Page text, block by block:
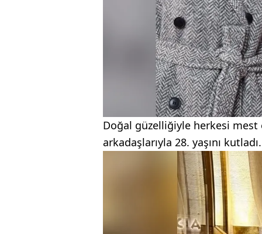
Doğal güzelliğiyle herkesi
arkadaşlarıyla 28. yaşını kutladı.